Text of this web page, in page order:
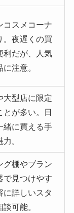
コスメコーナ
。夜遅くの買
利だが、人気
注意。
大型店に限定
とが多い。日
緒に買える手
。
グ棚やブラン
で見つけやす
に詳しいスタ
可能。